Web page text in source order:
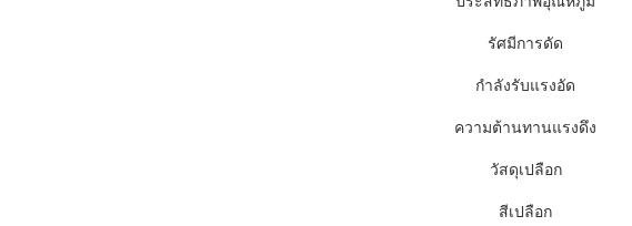
รัศมีการดัด
กำลังรับแรงอัด
ความต้านทานแรงดึง
วัสดุเปลือก
สีเปลือก